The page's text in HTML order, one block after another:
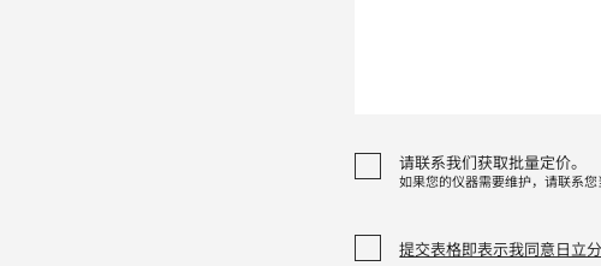
请联系我们获取批量定价。
如果您的仪器需要维护，请联系
提交表格即表示我同意日立